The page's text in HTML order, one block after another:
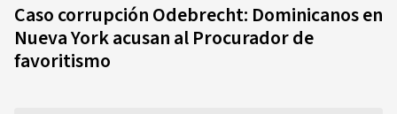
Caso corrupción Odebrecht: Dominicanos en
Nueva York acusan al Procurador de
favoritismo